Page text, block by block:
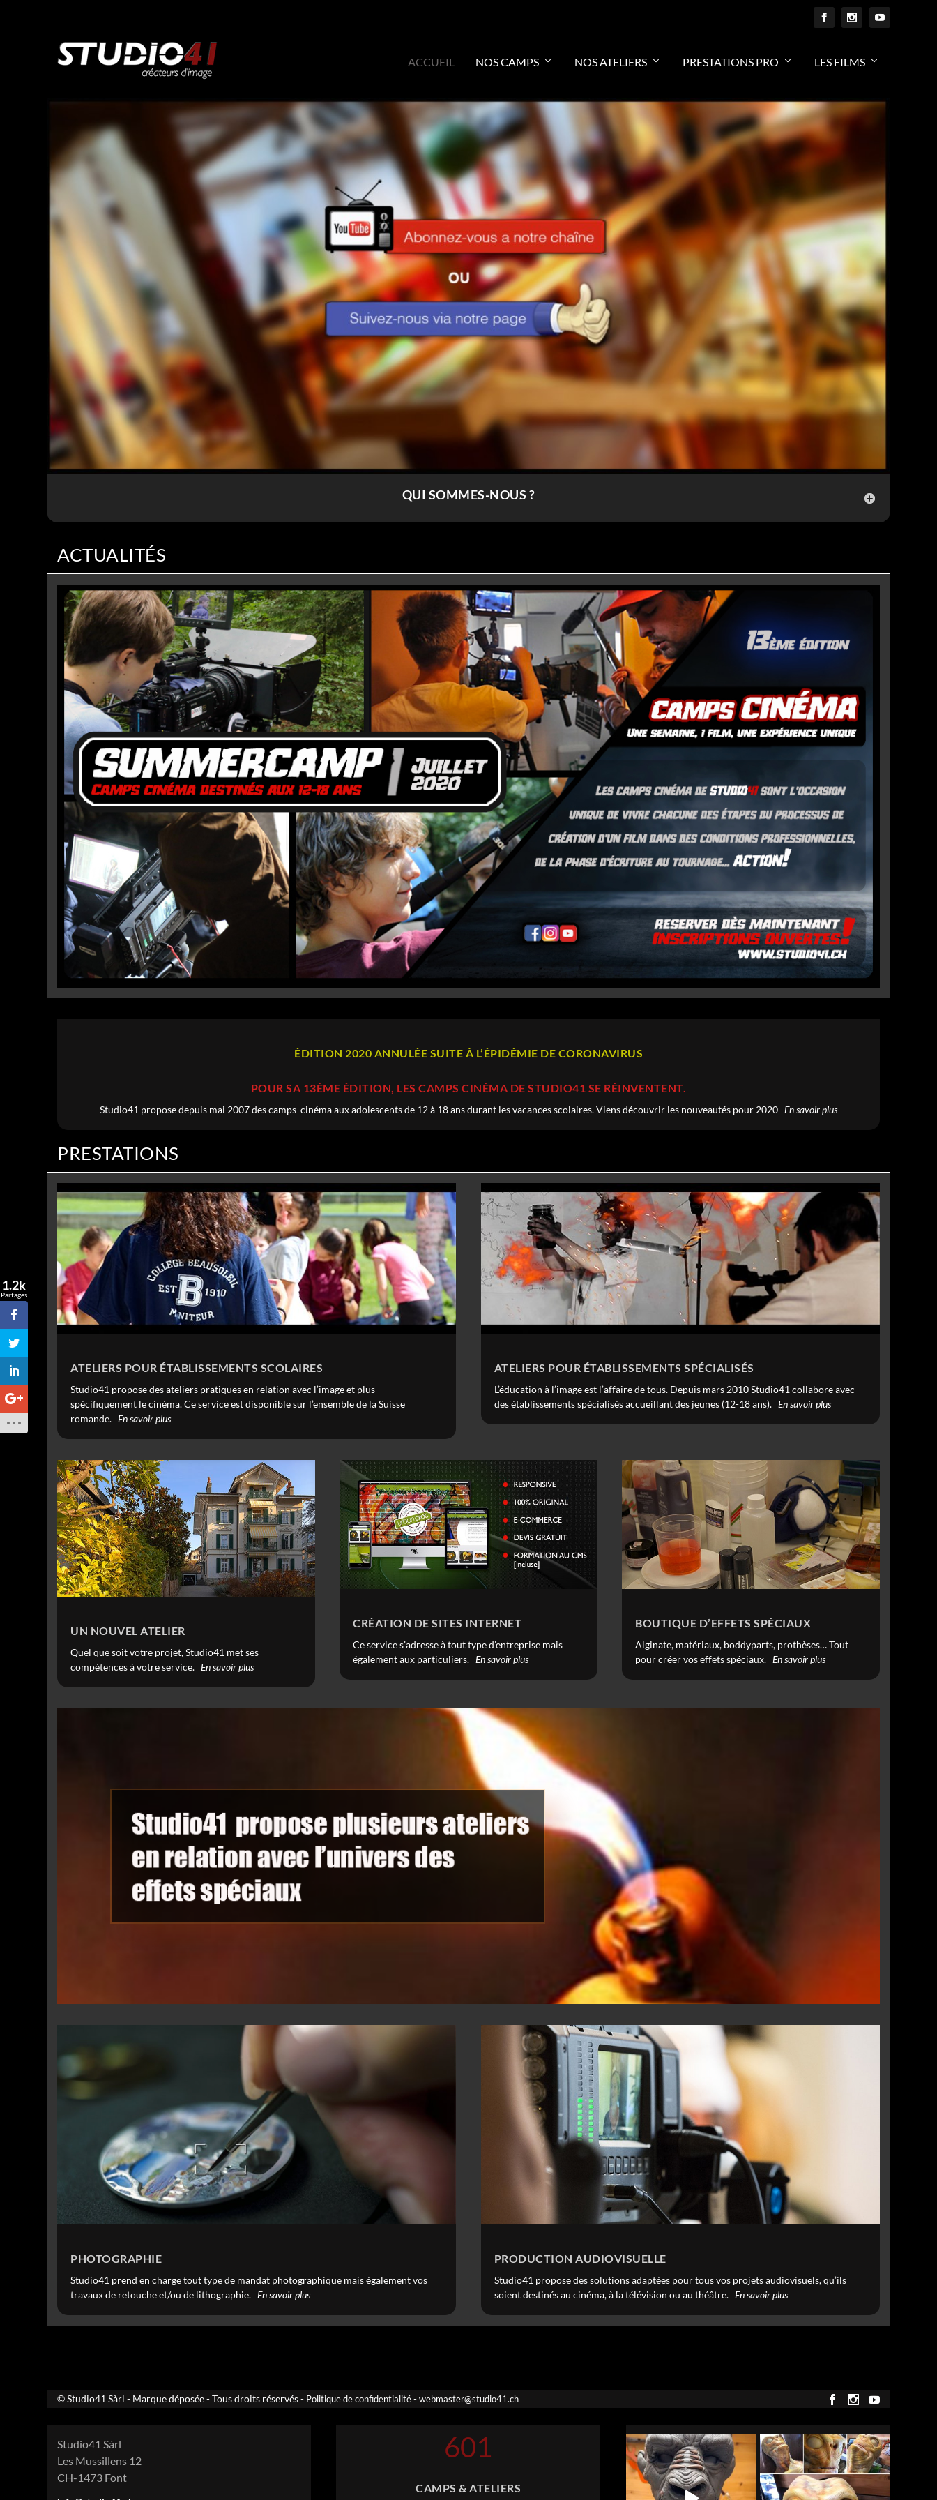
ACCUEIL NOS CAMPS NOS ATELIERS PRESTATIONS PRO LES FILMS
QUI SOMMES-NOUS ?
ACTUALITÉS
ÉDITION 2020 ANNULÉE SUITE À L’ÉPIDÉMIE DE CORONAVIRUS
POUR SA 13ÈME ÉDITION, LES CAMPS CINÉMA DE STUDIO41 SE RÉINVENTENT.
Studio41 propose depuis mai 2007 des camps cinéma aux adolescents de 12 à 18 ans durant les vacances scolaires. Viens découvrir les nouveautés pour 2020 En savoir plus
PRESTATIONS
ATELIERS POUR ÉTABLISSEMENTS SCOLAIRES
Studio41 propose des ateliers pratiques en relation avec l’image et plus
spécifiquement le cinéma. Ce service est disponible sur l’ensemble de la Suisse
romande.En savoir plus
ATELIERS POUR ÉTABLISSEMENTS SPÉCIALISÉS
L’éducation à l’image est l’affaire de tous. Depuis mars 2010 Studio41 collabore avec
des établissements spécialisés accueillant des jeunes (12-18 ans). En savoir plus
UN NOUVEL ATELIER
Quel que soit votre projet, Studio41 met ses
compétences à votre service.En savoir plus
CRÉATION DE SITES INTERNET
Ce service s’adresse à tout type d’entreprise mais
également aux particuliers.En savoir plus
BOUTIQUE D’EFFETS SPÉCIAUX
Alginate, matériaux, boddyparts, prothèses… Tout
pour créer vos effets spéciaux.En savoir plus
PHOTOGRAPHIE
Studio41 prend en charge tout type de mandat photographique mais également vos
travaux de retouche et/ou de lithographie.En savoir plus
PRODUCTION AUDIOVISUELLE
Studio41 propose des solutions adaptées pour tous vos projets audiovisuels, qu’ils
soient destinés au cinéma, à la télévision ou au théâtre. En savoir plus
© Studio41 Sàrl - Marque déposée - Tous droits réservés - Politique de confidentialité-webmaster@studio41.ch
Studio41 Sàrl
Les Mussillens 12
CH-1473 Font
601
CAMPS & ATELIERS
1.2k
Partages